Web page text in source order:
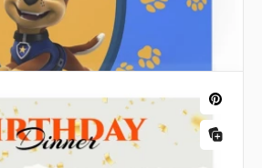
amici al tuo compleanno? Hai
di un volantino di compleanno
Per fortuna, ne abbiamo uno!